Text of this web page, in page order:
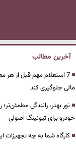
آخرین مطالب
7 استعلام مهم قبل از هر
مالی جلوگیری کند
نور بهتر، رانندگی
خودرو برای تیونینگ اصولی
کارگاه شما به چه تجهیزات